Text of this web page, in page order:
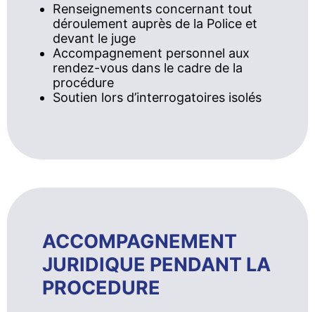
Renseignements concernant tout
déroulement auprès de la Police et
devant le juge
Accompagnement personnel aux
rendez-vous dans le cadre de la
procédure
Soutien lors d’interrogatoires isolés
ACCOMPAGNEMENT
JURIDIQUE PENDANT LA
PROCEDURE